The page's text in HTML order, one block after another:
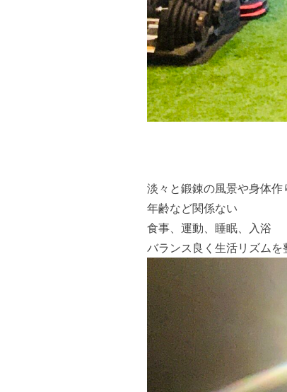
淡々と鍛錬の風景や身体作
年齢など関係ない
食事、運動、睡眠、入浴
バランス良く生活リズム